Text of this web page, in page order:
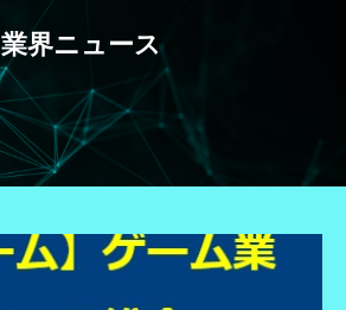
業界ニュース